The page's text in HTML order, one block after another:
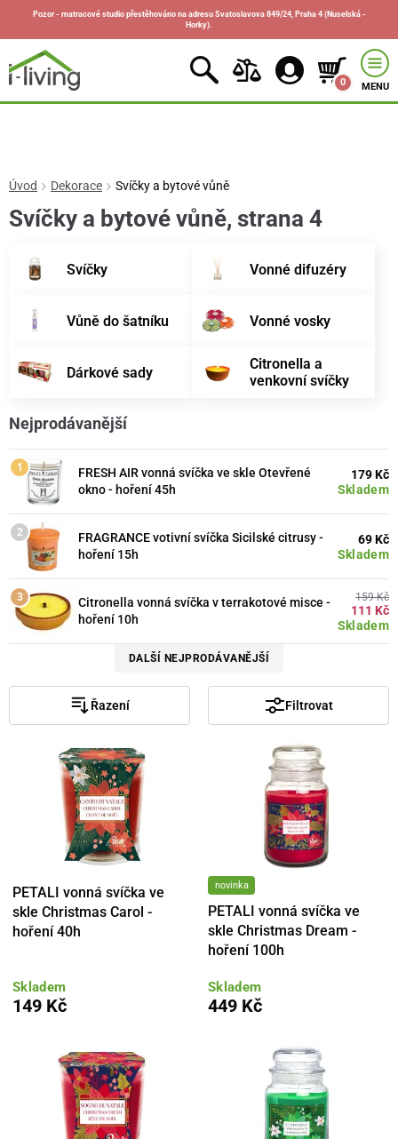
Pozor - matracové studio přestěhováno na adresu Svatoslavova 849/24, Praha 4 (Nuselská -
Horky).
0 MENU
Úvod Dekorace Svíčky a bytové vůně
Svíčky a bytové vůně, strana 4
Svíčky Vonné difuzéry
Vůně do šatníku Vonné vosky
Dárkové sady
Citronella a
venkovní svíčky
Nejprodávanější
FRESH AIR vonná svíčka ve skle Otevřené
okno - hoření 45h
Skladem
179 Kč
FRAGRANCE votivní svíčka Sicilské citrusy -
hoření 15h
Skladem
69 Kč
Citronella vonná svíčka v terrakotové misce -
hoření 10h
Skladem
159 Kč
111 Kč
DALŠÍ NEJPRODÁVANĚJŠÍ
Řazení Filtrovat
PETALI vonná svíčka ve
skle Christmas Carol -
hoření 40h
Skladem
149 Kč
novinka
PETALI vonná svíčka ve
skle Christmas Dream -
hoření 100h
Skladem
449 Kč